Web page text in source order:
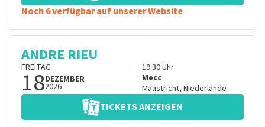
Noch 6 verfügbar auf unserer Website
ANDRE RIEU
FREITAG
18DEZEMBER
2026
19:30Uhr
Mecc
Maastricht, Niederlande
TICKETS ANZEIGEN